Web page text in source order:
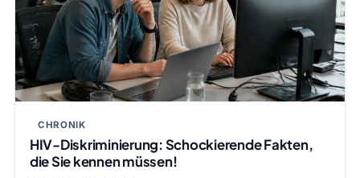
CHRONIK
HIV-Diskriminierung: Schockierende Fakten,
die Sie kennen müssen!